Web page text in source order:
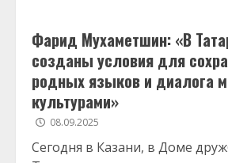
Фарид Мухаметшин: «В
созданы условия для
родных языков и диалога
культурами»
08.09.2025
Сегодня в Казани, в Доме